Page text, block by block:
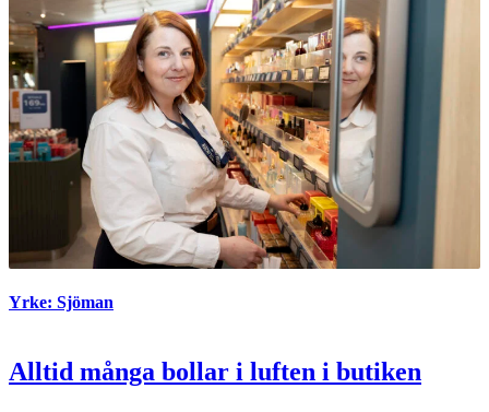
Yrke: Sjöman
Alltid många bollar i luften i butiken